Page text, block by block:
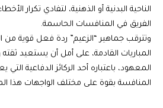
الناحية البدنية أو الذهنية، لتفادي تكرار
الفريق في المنافسات الحاسمة.
وتترقب جماهير “الزعيم” ردة فعل قوية من
المباريات القادمة، على أمل أن يستعيد
المعهود، باعتباره أحد الركائز الدفاعية
المنافسة بقوة على مختلف الواجهات هذا